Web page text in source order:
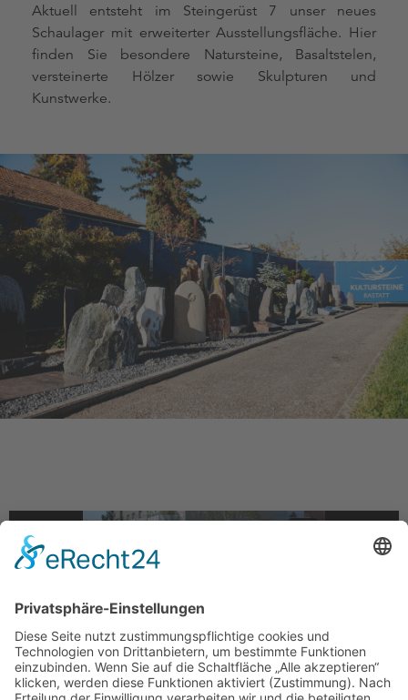
Aktuell entsteht im Steingerüst 7 unser neues
Schaulager mit erweiterter Ausstellungsfläche. Hier
finden Sie besondere Natursteine, Basaltstelen,
versteinerte Hölzer sowie Skulpturen und
Kunstwerke.